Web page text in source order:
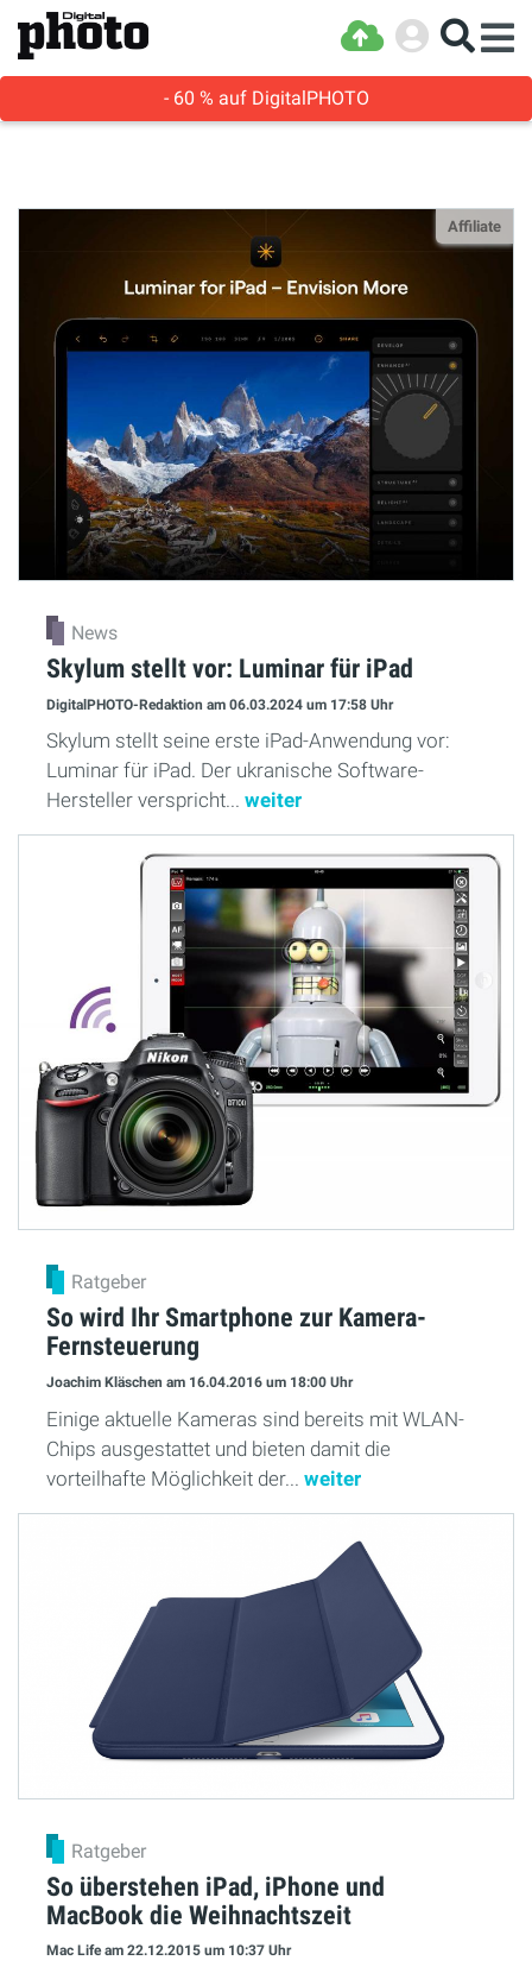
- 60 % auf DigitalPHOTO
Affiliate
News
Skylum stellt vor: Luminar für iPad
DigitalPHOTO-Redaktion am 06.03.2024 um 17:58 Uhr
Skylum stellt seine erste iPad-Anwendung vor:
Luminar für iPad. Der ukranische Software-
Hersteller verspricht... weiter
Ratgeber
So wird Ihr Smartphone zur Kamera-
Fernsteuerung
Joachim Kläschen am 16.04.2016 um 18:00 Uhr
Einige aktuelle Kameras sind bereits mit WLAN-
Chips ausgestattet und bieten damit die
vorteilhafte Möglichkeit der... weiter
Ratgeber
So überstehen iPad, iPhone und
MacBook die Weihnachtszeit
Mac Lifeam 22.12.2015 um 10:37 Uhr